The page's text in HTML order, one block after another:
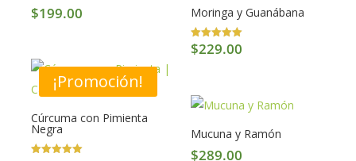
$199.00 Moringa y Guanábana
Valorado en
5.00
$229.00
¡Promoción!
Cúrcuma con Pimienta
Negra Mucuna y Ramón
$289.00